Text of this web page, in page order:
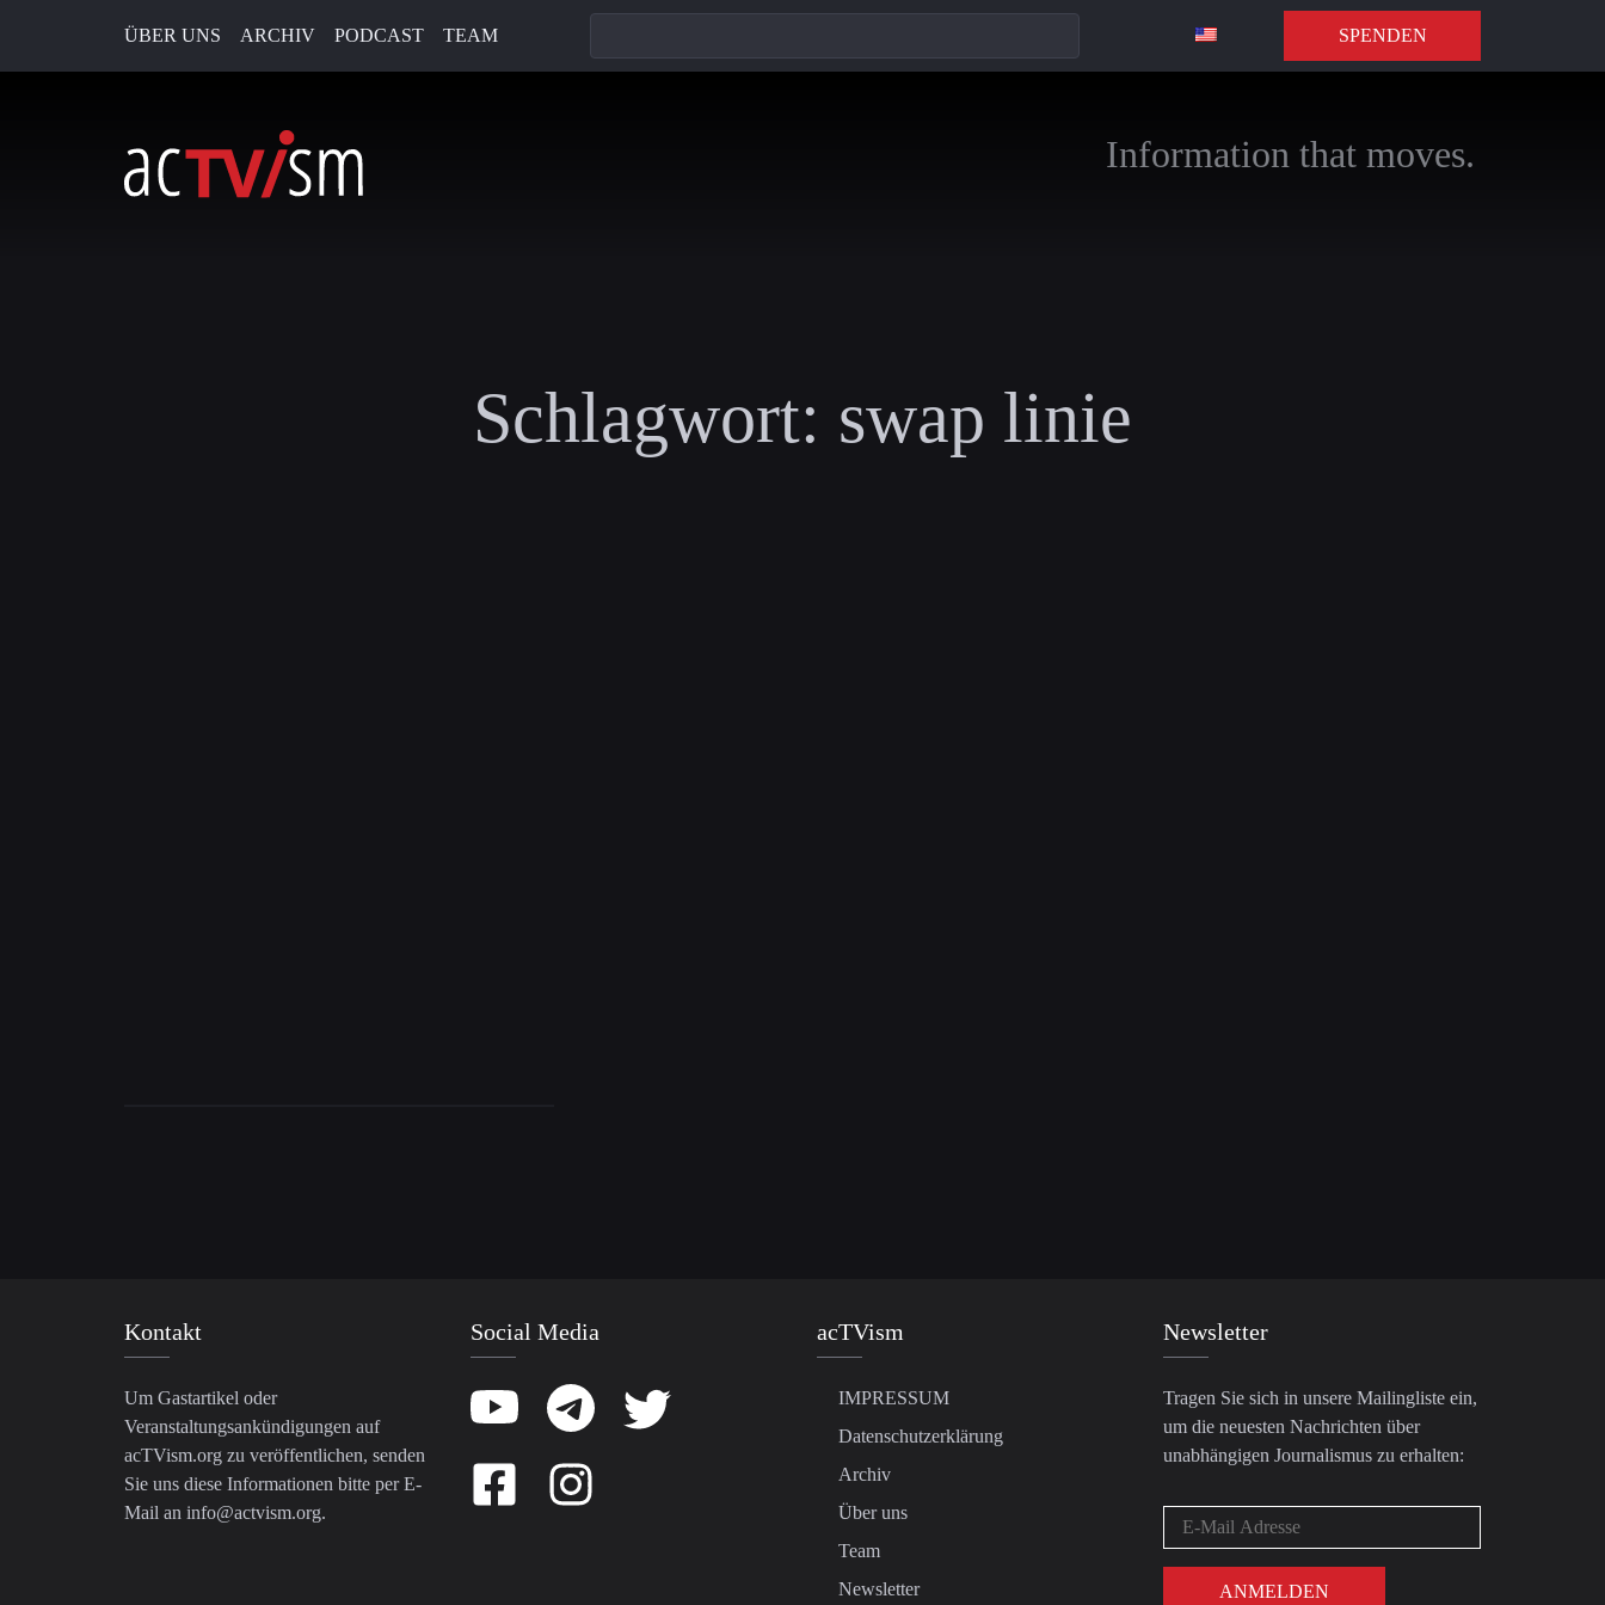
ÜBER UNS ARCHIV PODCAST TEAM SPENDEN
Information that moves.
Schlagwort: swap linie
Kontakt
Um Gastartikel oder
Veranstaltungsankündigungen auf
acTVism.org zu veröffentlichen, senden
Sie uns diese Informationen bitte per E-
Mail an info@actvism.org.
Social Media acTVism
IMPRESSUM
Datenschutzerklärung
Archiv
Über uns
Team
Newsletter
Newsletter
Tragen Sie sich in unsere Mailingliste ein,
um die neuesten Nachrichten über
unabhängigen Journalismus zu erhalten: